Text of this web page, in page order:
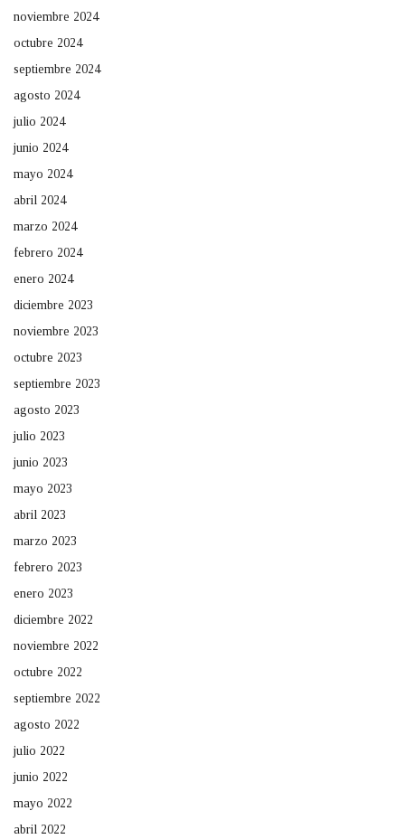
noviembre 2024
octubre 2024
septiembre 2024
agosto 2024
julio 2024
junio 2024
mayo 2024
abril 2024
marzo 2024
febrero 2024
enero 2024
diciembre 2023
noviembre 2023
octubre 2023
septiembre 2023
agosto 2023
julio 2023
junio 2023
mayo 2023
abril 2023
marzo 2023
febrero 2023
enero 2023
diciembre 2022
noviembre 2022
octubre 2022
septiembre 2022
agosto 2022
julio 2022
junio 2022
mayo 2022
abril 2022